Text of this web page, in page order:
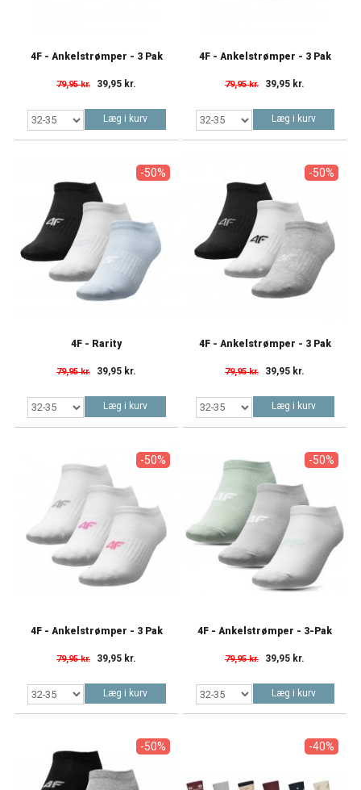
4F - Ankelstrømper - 3 Pak
79,95 kr. 39,95 kr.
Læg i kurv
4F - Ankelstrømper - 3 Pak
79,95 kr. 39,95 kr.
Læg i kurv
-50%
4F - Rarity
79,95 kr. 39,95 kr.
Læg i kurv
-50%
4F - Ankelstrømper - 3 Pak
79,95 kr. 39,95 kr.
Læg i kurv
-50%
4F - Ankelstrømper - 3 Pak
79,95 kr. 39,95 kr.
Læg i kurv
-50%
4F - Ankelstrømper - 3-Pak
79,95 kr. 39,95 kr.
Læg i kurv
-50% -40%